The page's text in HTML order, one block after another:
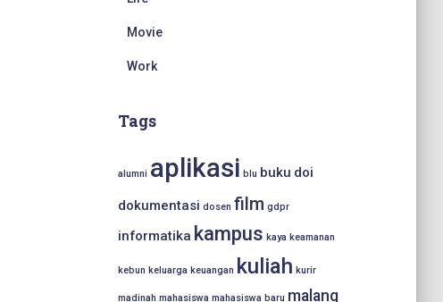
Movie
Work
Tags
alumni aplikasi blu buku doi
dokumentasi dosen film gdpr
informatika kampus kaya keamanan
kebun keluarga keuangan kuliah kurir
madinah mahasiswa mahasiswa baru malang